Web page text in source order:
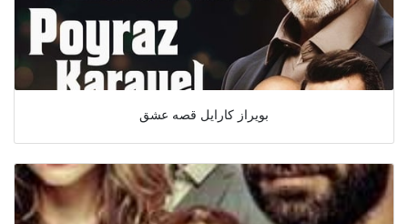
بويراز كارايل قصه عشق